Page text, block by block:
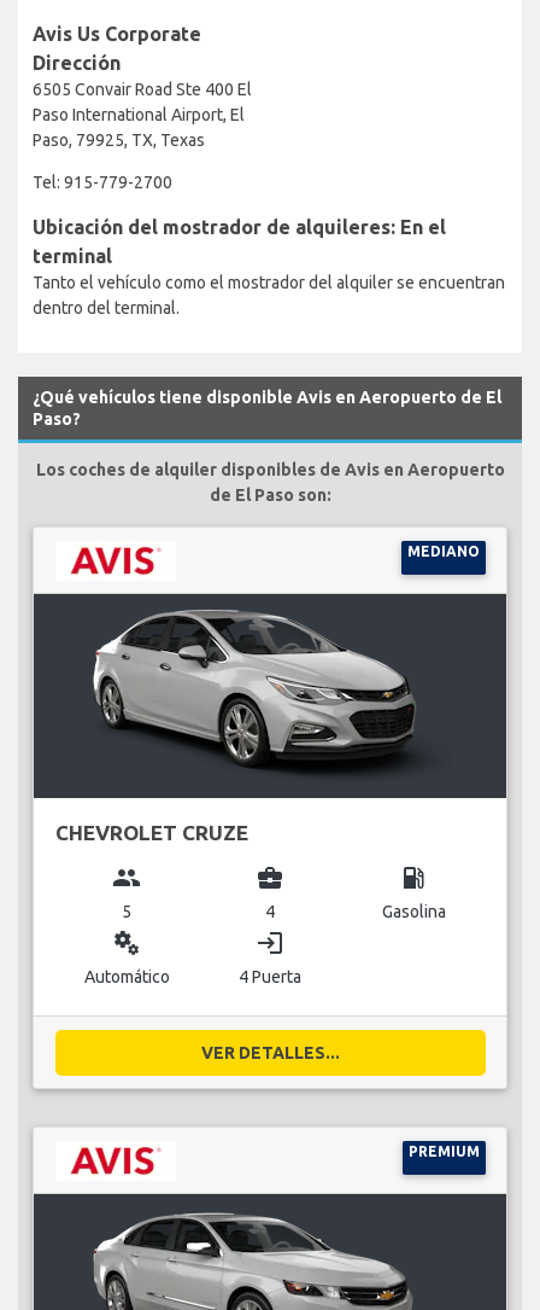
Avis Us Corporate
Dirección
6505 Convair Road Ste 400 El
Paso International Airport, El
Paso, 79925, TX, Texas
Tel: 915-779-2700
Ubicación del mostrador de alquileres: En el
terminal
Tanto el vehículo como el mostrador del alquiler se encuentran
dentro del terminal.
¿Qué vehículos tiene disponible Avis en Aeropuerto de El
Paso?
Los coches de alquiler disponibles de Avis en Aeropuerto
de El Paso son:
MEDIANO
CHEVROLET CRUZE
group
5
business_center
4
local_gas_station
Gasolina
miscellaneous_services
Automático
login
4 Puerta
VER DETALLES...
PREMIUM